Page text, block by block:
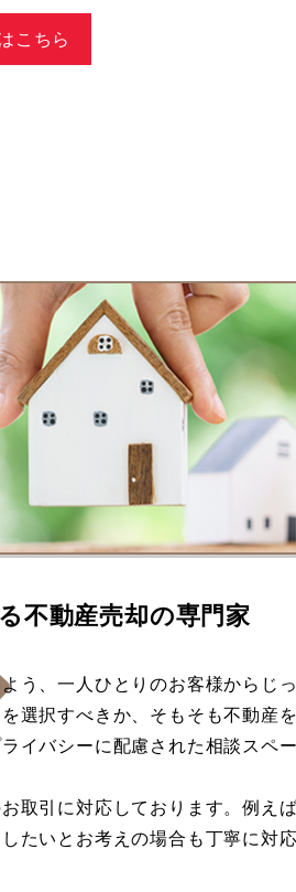
こちら
不動産売却の専門家
う、一人ひとりのお客様からじ
選択すべきか、そもそも不動産
バシーに配慮された相談スペ
取引に対応しております。例え
たいとお考えの場合も丁寧に対応